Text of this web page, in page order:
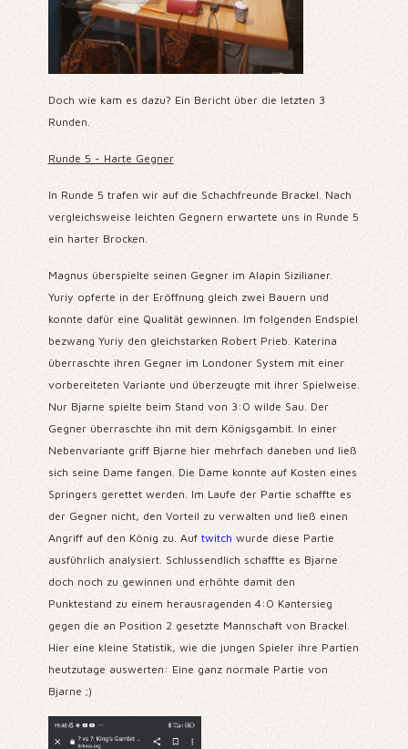
Doch wie kam es dazu? Ein Bericht über die letzten 3
Runden.
Runde 5 - Harte Gegner
In Runde 5 trafen wir auf die Schachfreunde Brackel. Nach
vergleichsweise leichten Gegnern erwartete uns in Runde 5
ein harter Brocken.
Magnus überspielte seinen Gegner im Alapin Sizilianer.
Yuriy opferte in der Eröffnung gleich zwei Bauern und
konnte dafür eine Qualität gewinnen. Im folgenden Endspiel
bezwang Yuriy den gleichstarken Robert Prieb. Katerina
überraschte ihren Gegner im Londoner System mit einer
vorbereiteten Variante und überzeugte mit ihrer Spielweise.
Nur Bjarne spielte beim Stand von 3:0 wilde Sau. Der
Gegner überraschte ihn mit dem Königsgambit. In einer
Nebenvariante griff Bjarne hier mehrfach daneben und ließ
sich seine Dame fangen. Die Dame konnte auf Kosten eines
Springers gerettet werden. Im Laufe der Partie schaffte es
der Gegner nicht, den Vorteil zu verwalten und ließ einen
Angriff auf den König zu. Auf twitch wurde diese Partie
ausführlich analysiert. Schlussendlich schaffte es Bjarne
doch noch zu gewinnen und erhöhte damit den
Punktestand zu einem herausragenden 4:0 Kantersieg
gegen die an Position 2 gesetzte Mannschaft von Brackel.
Hier eine kleine Statistik, wie die jungen Spieler ihre Partien
heutzutage auswerten: Eine ganz normale Partie von
Bjarne ;)